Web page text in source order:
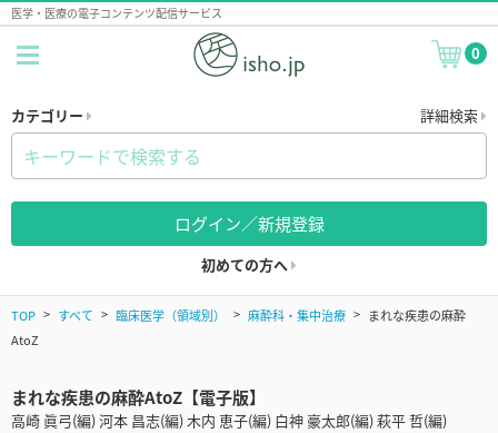
医学・医療の電子コンテンツ配信サービス
0
カテゴリー 詳細検索
ログイン／新規登録
初めての方へ
TOP すべて 臨床医学（領域別） 麻酔科・集中治療
まれな疾患の麻酔
AtoZ
まれな疾患の麻酔AtoZ【電子版】
高崎 眞弓(編) 河本 昌志(編) 木内 恵子(編) 白神 豪太郎(編) 萩平 哲(編)